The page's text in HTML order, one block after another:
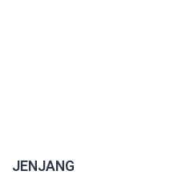
JENJANG